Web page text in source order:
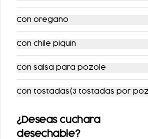
CHILAQUILES CON
HUEVO
$122.00
SOPE
Con oregano
Con chile piquin
Con salsa para pozole
Con tostadas(3 tostadas por
¿Deseas cuchara
desechable?